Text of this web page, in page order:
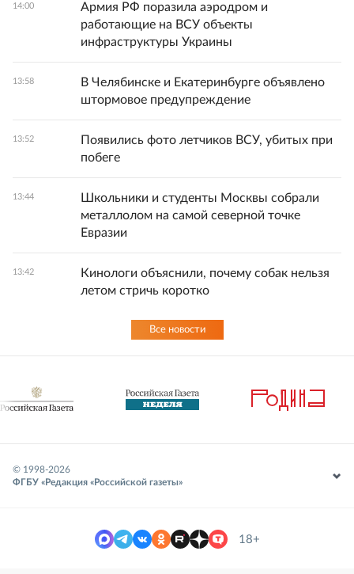
14:00
Армия РФ поразила аэродром и
работающие на ВСУ объекты
инфраструктуры Украины
13:58
В Челябинске и Екатеринбурге объявлено
штормовое предупреждение
13:52
Появились фото летчиков ВСУ, убитых при
побеге
13:44
Школьники и студенты Москвы собрали
металлолом на самой северной точке
Евразии
13:42
Кинологи объяснили, почему собак нельзя
летом стричь коротко
Все новости
© 1998-2026
ФГБУ «Редакция «Российской газеты»
18+